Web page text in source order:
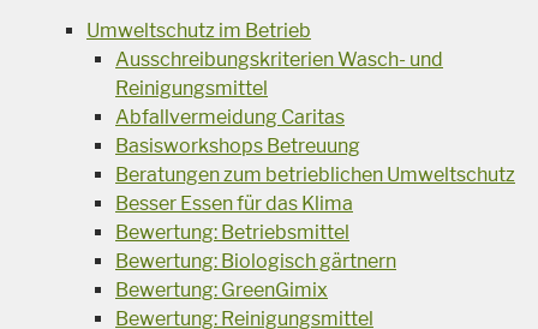
Umweltschutz im Betrieb
Ausschreibungskriterien Wasch- und
Reinigungsmittel
Abfallvermeidung Caritas
Basisworkshops Betreuung
Beratungen zum betrieblichen Umweltschutz
Besser Essen für das Klima
Bewertung: Betriebsmittel
Bewertung: Biologisch gärtnern
Bewertung: GreenGimix
Bewertung: Reinigungsmittel